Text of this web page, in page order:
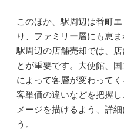
このほか、駅周辺は番町
り、ファミリー層にも恵
駅周辺の店舗売却では、
とが重要です。大使館、
によって客層が変わって
客単価の違いなどを把握
メージを描けるよう、詳
う。